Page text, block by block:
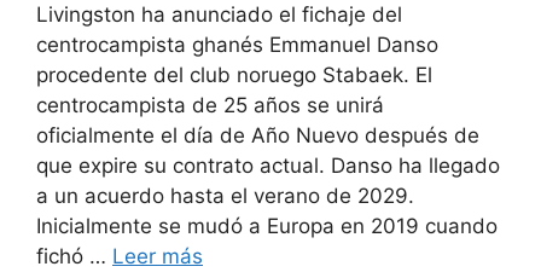
Livingston ha anunciado el fichaje del
centrocampista ghanés Emmanuel Danso
procedente del club noruego Stabaek. El
centrocampista de 25 años se unirá
oficialmente el día de Año Nuevo después de
que expire su contrato actual. Danso ha llegado
a un acuerdo hasta el verano de 2029.
Inicialmente se mudó a Europa en 2019 cuando
fichó … Leer más